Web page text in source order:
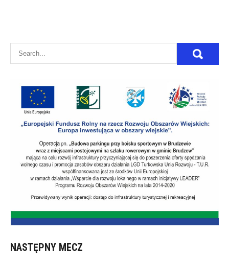
NASTĘPNY MECZ